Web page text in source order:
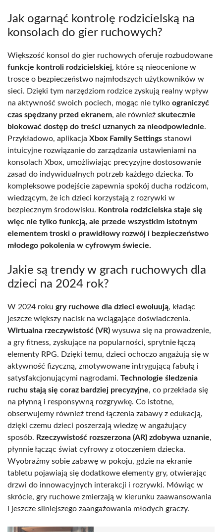
Jak ogarnąć kontrolę rodzicielską na
konsolach do gier ruchowych?
Większość konsol do gier ruchowych oferuje rozbudowane
funkcje kontroli rodzicielskiej, które są nieocenione w
trosce o bezpieczeństwo najmłodszych użytkowników w
sieci. Dzięki tym narzędziom rodzice zyskują realny wpływ
na aktywność swoich pociech, mogąc nie tylko ograniczyć
czas spędzany przed ekranem, ale również skutecznie
blokować dostęp do treści uznanych za nieodpowiednie.
Przykładowo, aplikacja Xbox Family Settings stanowi
intuicyjne rozwiązanie do zarządzania ustawieniami na
konsolach Xbox, umożliwiając precyzyjne dostosowanie
zasad do indywidualnych potrzeb każdego dziecka. To
kompleksowe podejście zapewnia spokój ducha rodzicom,
wiedzącym, że ich dzieci korzystają z rozrywki w
bezpiecznym środowisku. Kontrola rodzicielska staje się
więc nie tylko funkcją, ale przede wszystkim istotnym
elementem troski o prawidłowy rozwój i bezpieczeństwo
młodego pokolenia w cyfrowym świecie.
Jakie są trendy w grach ruchowych dla
dzieci na 2024 rok?
W 2024 roku gry ruchowe dla dzieci ewoluują, kładąc
jeszcze większy nacisk na wciągające doświadczenia.
Wirtualna rzeczywistość (VR) wysuwa się na prowadzenie,
a gry fitness, zyskujące na popularności, sprytnie łączą
elementy RPG. Dzięki temu, dzieci ochoczo angażują się w
aktywność fizyczną, zmotywowane intrygującą fabułą i
satysfakcjonującymi nagrodami. Technologie śledzenia
ruchu stają się coraz bardziej precyzyjne, co przekłada się
na płynną i responsywną rozgrywkę. Co istotne,
obserwujemy również trend łączenia zabawy z edukacją,
dzięki czemu dzieci poszerzają wiedzę w angażujący
sposób. Rzeczywistość rozszerzona (AR) zdobywa uznanie,
płynnie łącząc świat cyfrowy z otoczeniem dziecka.
Wyobraźmy sobie zabawę w pokoju, gdzie na ekranie
tabletu pojawiają się dodatkowe elementy gry, otwierając
drzwi do innowacyjnych interakcji i rozrywki. Mówiąc w
skrócie, gry ruchowe zmierzają w kierunku zaawansowania
i jeszcze silniejszego zaangażowania młodych graczy.